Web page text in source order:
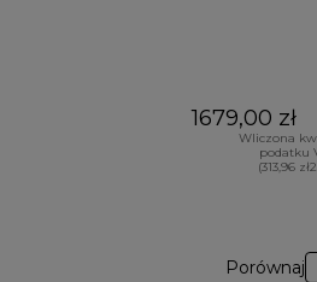
1679,00 zł
Wliczona
podatku
(313,96
Porównaj